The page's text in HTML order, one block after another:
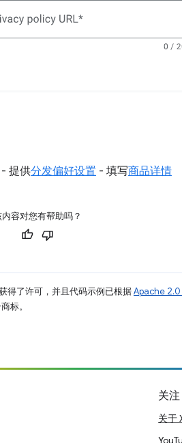
提供分发偏好设置 - 填写商品详情
容对您有帮助吗？
得了许可，并且代码示例已根据Apache 2.0
标。
关注
关于